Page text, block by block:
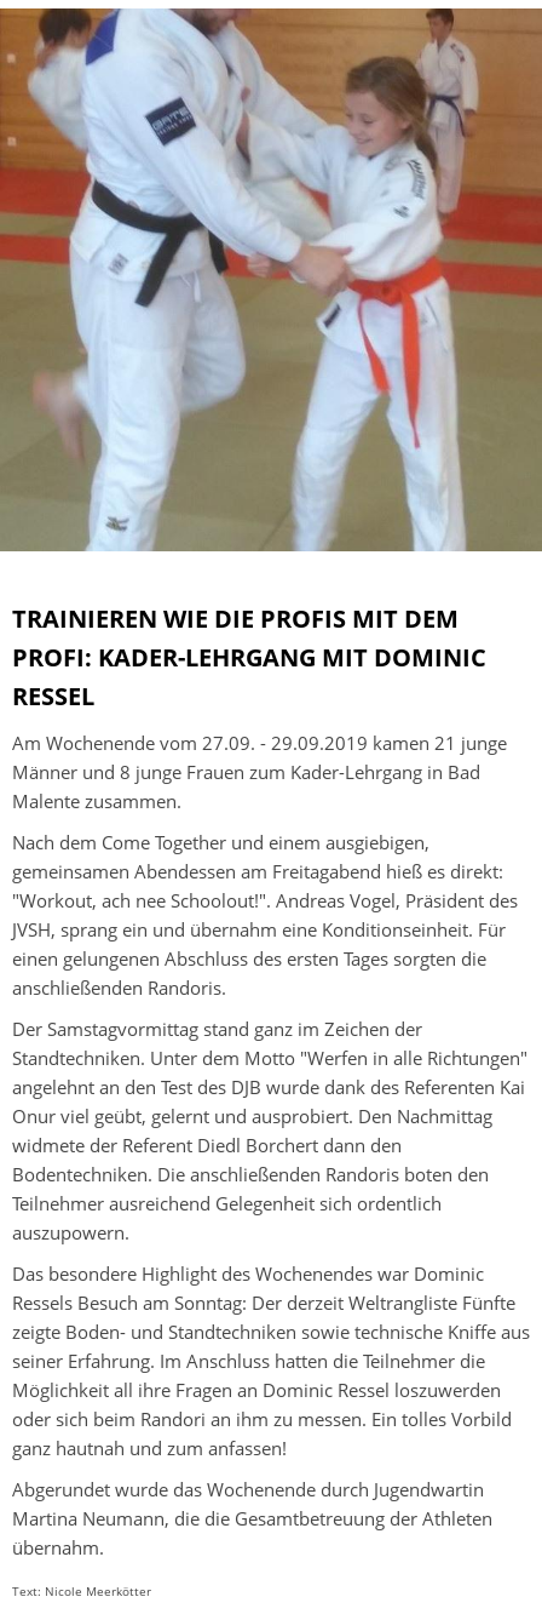
TRAINIEREN WIE DIE PROFIS MIT DEM
PROFI: KADER-LEHRGANG MIT DOMINIC
RESSEL
Am Wochenende vom 27.09. - 29.09.2019 kamen 21 junge
Männer und 8 junge Frauen zum Kader-Lehrgang in Bad
Malente zusammen.
Nach dem Come Together und einem ausgiebigen,
gemeinsamen Abendessen am Freitagabend hieß es direkt:
"Workout, ach nee Schoolout!". Andreas Vogel, Präsident des
JVSH, sprang ein und übernahm eine Konditionseinheit. Für
einen gelungenen Abschluss des ersten Tages sorgten die
anschließenden Randoris.
Der Samstagvormittag stand ganz im Zeichen der
Standtechniken. Unter dem Motto "Werfen in alle Richtungen"
angelehnt an den Test des DJB wurde dank des Referenten Kai
Onur viel geübt, gelernt und ausprobiert. Den Nachmittag
widmete der Referent Diedl Borchert dann den
Bodentechniken. Die anschließenden Randoris boten den
Teilnehmer ausreichend Gelegenheit sich ordentlich
auszupowern.
Das besondere Highlight des Wochenendes war Dominic
Ressels Besuch am Sonntag: Der derzeit Weltrangliste Fünfte
zeigte Boden- und Standtechniken sowie technische Kniffe aus
seiner Erfahrung. Im Anschluss hatten die Teilnehmer die
Möglichkeit all ihre Fragen an Dominic Ressel loszuwerden
oder sich beim Randori an ihm zu messen. Ein tolles Vorbild
ganz hautnah und zum anfassen!
Abgerundet wurde das Wochenende durch Jugendwartin
Martina Neumann, die die Gesamtbetreuung der Athleten
übernahm.
Text: Nicole Meerkötter